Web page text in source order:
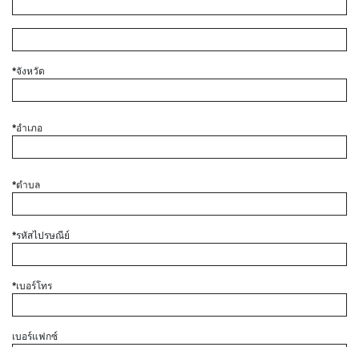
*จังหวัด
*อำเภอ
*ตำบล
*รหัสไปรษณีย์
*เบอร์โทร
เบอร์แฟกซ์